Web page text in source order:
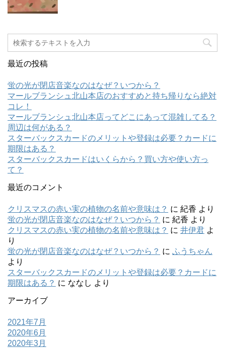
最近の投稿
蛍の光が閉店音楽なのはなぜ？いつから？
マールブランシュ北山本店のおすすめと持ち帰りなら絶対
コレ！
マールブランシュ北山本店ってどこにあって混雑してる？
周辺は何がある？
スターバックスカードのメリットや登録は必要？カードに
期限はある？
スターバックスカードはいくらから？買い方や使い方っ
て？
最近のコメント
クリスマスの赤い実の植物の名前や意味は？ に 紀香 より
蛍の光が閉店音楽なのはなぜ？いつから？ に 紀香 より
クリスマスの赤い実の植物の名前や意味は？ に 井伊君 よ
り
蛍の光が閉店音楽なのはなぜ？いつから？ に ふうちゃん
より
スターバックスカードのメリットや登録は必要？カードに
期限はある？ に ななし より
アーカイブ
2021年7月
2020年6月
2020年3月